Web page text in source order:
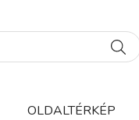
OLDALTÉRKÉP